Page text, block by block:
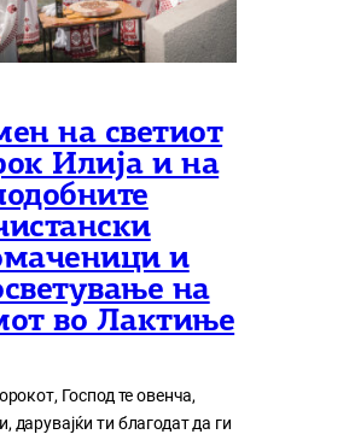
на светиот
Илија и на
и
на
во Лактиње
Господ те овенча,
дарувајќи ти благодат да ги